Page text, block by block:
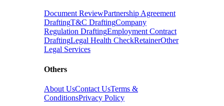
Document ReviewPartnership Agreement
DraftingT&C DraftingCompany
Regulation DraftingEmployment Contract
DraftingLegal Health CheckRetainerOther
Legal Services
Others
About UsContact UsTerms &
ConditionsPrivacy Policy